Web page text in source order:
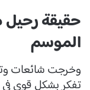
حقيقة رحيل
الموسم
وخرجت شائعات
تفكر بشكل قوي في